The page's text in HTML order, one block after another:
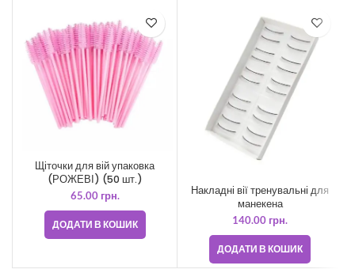
Щіточки для вій упаковка
(РОЖЕВІ) (50 шт.)
65.00 грн.
ДОДАТИ В КОШИК
Накладні вії тренувальні для
манекена
140.00 грн.
ДОДАТИ В КОШИК